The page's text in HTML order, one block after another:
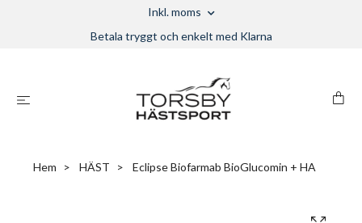
Inkl. moms
Betala tryggt och enkelt med Klarna
Hem HÄST Eclipse Biofarmab BioGlucomin + HA